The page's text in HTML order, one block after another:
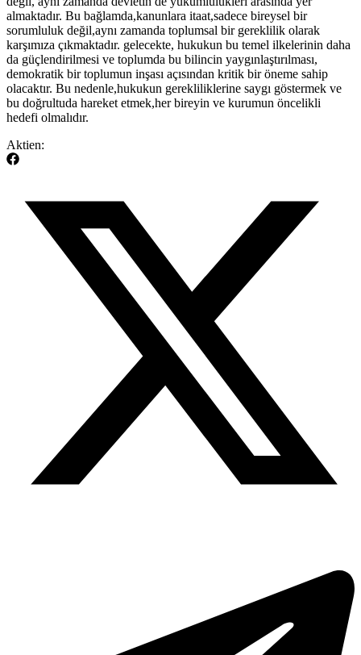
almaktadır. Bu bağlamda,kanunlara itaat,sadece bireysel bir
sorumluluk değil,aynı zamanda toplumsal bir gereklilik olarak
karşımıza çıkmaktadır. ‌gelecekte, hukukun bu temel ilkelerinin daha
da güçlendirilmesi ve toplumda bu bilincin yaygınlaştırılması,
demokratik bir toplumun inşası açısından kritik bir öneme‍ sahip⁤
olacaktır. Bu⁣ nedenle,hukukun gerekliliklerine saygı‍ göstermek ve
bu ‌doğrultuda hareket etmek,her bireyin ve kurumun öncelikli
hedefi olmalıdır.
Aktien: